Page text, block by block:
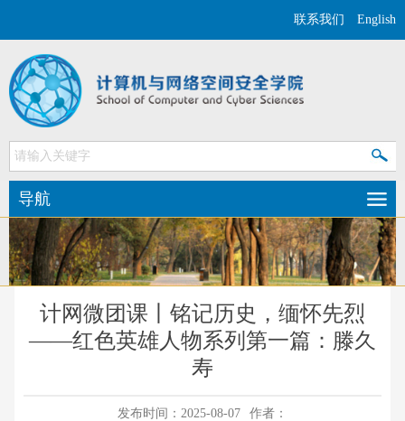
联系我们 English
导航
计网微团课丨铭记历史，缅怀先烈
——红色英雄人物系列第一篇：滕久
寿
发布时间：2025-08-07 作者：